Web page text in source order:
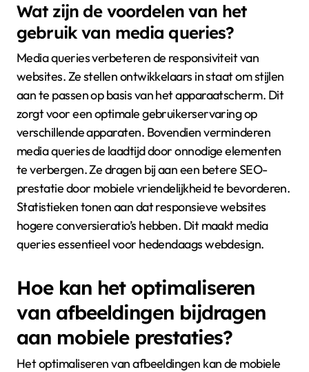
Wat zijn de voordelen van het
gebruik van media queries?
Media queries verbeteren de responsiviteit van
websites. Ze stellen ontwikkelaars in staat om stijlen
aan te passen op basis van het apparaatscherm. Dit
zorgt voor een optimale gebruikerservaring op
verschillende apparaten. Bovendien verminderen
media queries de laadtijd door onnodige elementen
te verbergen. Ze dragen bij aan een betere SEO-
prestatie door mobiele vriendelijkheid te bevorderen.
Statistieken tonen aan dat responsieve websites
hogere conversieratio’s hebben. Dit maakt media
queries essentieel voor hedendaags webdesign.
Hoe kan het optimaliseren
van afbeeldingen bijdragen
aan mobiele prestaties?
Het optimaliseren van afbeeldingen kan de mobiele